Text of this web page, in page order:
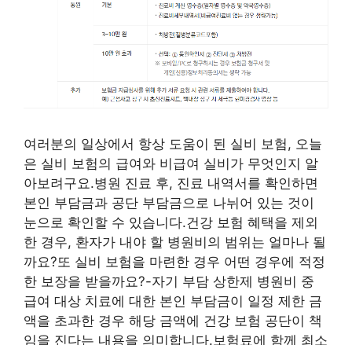
여러분의 일상에서 항상 도움이 된 실비 보험, 오늘
은 실비 보험의 급여와 비급여 실비가 무엇인지 알
아보려구요.병원 진료 후, 진료 내역서를 확인하면
본인 부담금과 공단 부담금으로 나뉘어 있는 것이
눈으로 확인할 수 있습니다.건강 보험 혜택을 제외
한 경우, 환자가 내야 할 병원비의 범위는 얼마나 될
까요?또 실비 보험을 마련한 경우 어떤 경우에 적정
한 보장을 받을까요?-자기 부담 상한제 병원비 중
급여 대상 치료에 대한 본인 부담금이 일정 제한 금
액을 초과한 경우 해당 금액에 건강 보험 공단이 책
임을 진다는 내용을 의미합니다.보험료에 함께 최소